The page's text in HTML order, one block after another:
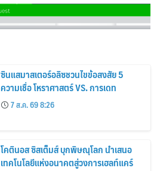
ซินแสมาสเตอร์อลิซชวนไขข้อสงสัย 5
ความเชื่อ โหราศาสตร์ VS. การเดท
7 ส.ค. 69 8:26
โคตินอส ซิสเต็มส์ บุกพิษณุโลก นำเสนอ
เทคโนโลยีแห่งอนาคตสู่วงการเฮลท์แคร์